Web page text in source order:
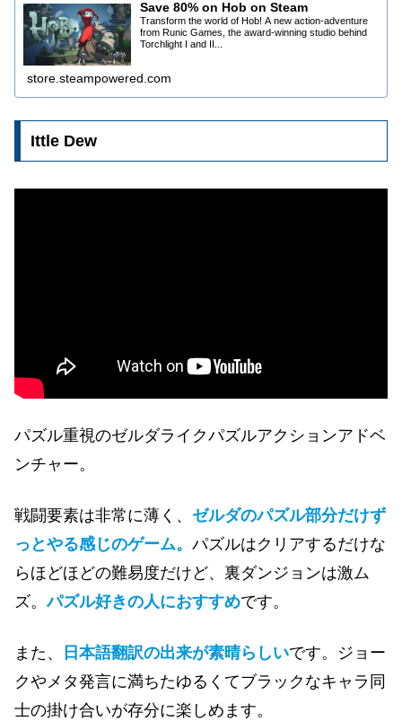
Save 80% on Hob on Steam
Transform the world of Hob! A new action-adventure
from Runic Games, the award-winning studio behind
Torchlight I and II...
store.steampowered.com
Ittle Dew
パズル重視のゼルダライクパズルアクションアドベ
ンチャー。
戦闘要素は非常に薄く、 ゼルダのパズル部分だけず
っとやる感じのゲーム。 パズルはクリアするだけな
らほどほどの難易度だけど、裏ダンジョンは激ム
ズ。パズル好きの人におすすめです。
また、 日本語翻訳の出来が素晴らしいです。ジョー
クやメタ発言に満ちたゆるくてブラックなキャラ同
士の掛け合いが存分に楽しめます。